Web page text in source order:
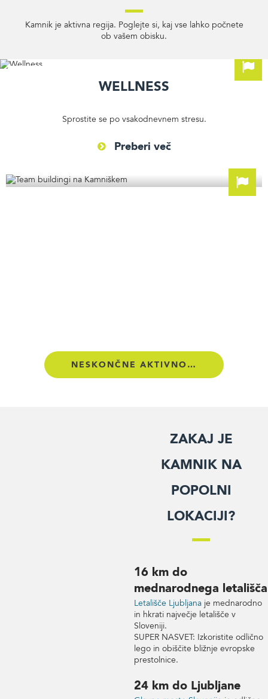
Kamnik je aktivna regija. Poglejte si, kaj vse lahko počnete
ob vašem obisku.
Wellness
Sprostite se po vsakodnevnem stresu.
Preberi več
NESKONČNE AKTIVNOSTI
Zakaj je
Kamnik na
popolni
lokaciji?
16 km do
mednarodnega letališča
Letališče Ljubljana je mednarodno
in hkrati največje letališče v
Sloveniji.
SUPER NASVET: Izkoristite odlično
lego in obiščite bližnje evropske
prestolnice.
24 km do Ljubljane